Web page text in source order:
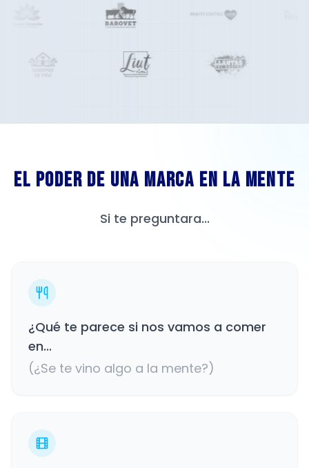
El Poder de una Marca en la Mente
Si te preguntara...
¿Qué te parece si nos vamos a comer
en...
(¿Se te vino algo a la mente?)